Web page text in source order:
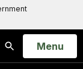
Search
Open
Menu